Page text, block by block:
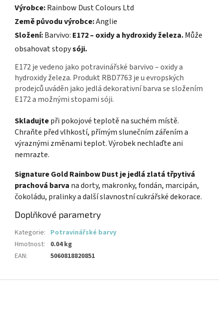
Výrobce:Rainbow Dust Colours Ltd
Země původu výrobce:Anglie
Složení:Barvivo: E172 – oxidy a hydroxidy železa.Může
obsahovat stopysóji.
E172 je vedeno jako potravinářské barvivo – oxidy a
hydroxidy železa. Produkt RBD7763 je u evropských
prodejců uváděn jako jedlá dekorativní barva se složením
E172 a možnými stopami sóji.
Skladujtepři pokojové teplotě na suchém místě.
Chraňte před vlhkostí, přímým slunečním zářením a
výraznými změnami teplot. Výrobek nechlaďte ani
nemrazte.
Signature Gold Rainbow Dust je jedlá zlatá třpytivá
prachová barva na dorty, makronky, fondán, marcipán,
čokoládu, pralinky a další slavnostní cukrářské dekorace.
Doplňkové parametry
Kategorie: Potravinářské barvy
Hmotnost:
0.04 kg
EAN: 5060818820851